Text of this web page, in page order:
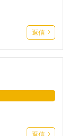
返信
返信